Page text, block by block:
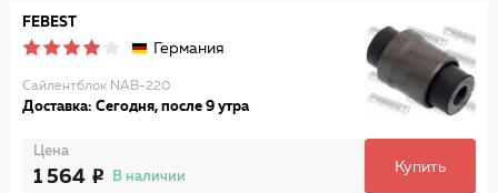
FEBEST
Германия
Сайлентблок NAB-220
Доставка: Сегодня, после 9 утра
Цена
1 564 В наличии
Купить